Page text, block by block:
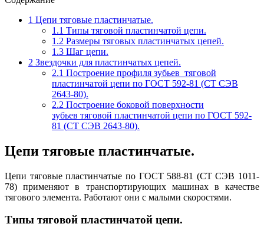
1 Цепи тяговые пластинчатые.
1.1 Типы тяговой пластинчатой цепи.
1.2 Размеры тяговых пластинчатых цепей.
1.3 Шаг цепи.
2 Звездочки для пластинчатых цепей.
2.1 Построение профиля зубьев тяговой
пластинчатой цепи по ГОСТ 592-81 (СТ СЭВ
2643-80).
2.2 Построение боковой поверхности
зубьев тяговой пластинчатой цепи по ГОСТ 592-
81 (СТ СЭВ 2643-80).
Цепи тяговые пластинчатые.
Цепи тяговые пластинчатые по ГОСТ 588-81 (СТ СЭВ 1011-
78) применяют в транспортирующих машинах в качестве
тягового элемента. Работают они с малыми скоростями.
Типы тяговой пластинчатой цепи.